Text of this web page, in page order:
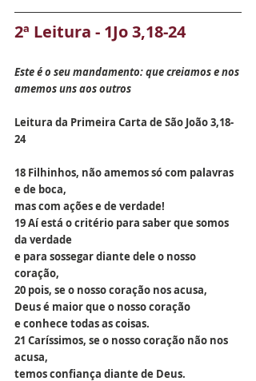
2ª Leitura - 1Jo 3,18-24
Este é o seu mandamento: que creiamos e nos
amemos uns aos outros
Leitura da Primeira Carta de São João 3,18-
24
18 Filhinhos, não amemos só com palavras
e de boca,
mas com ações e de verdade!
19 Aí está o critério para saber que somos
da verdade
e para sossegar diante dele o nosso
coração,
20 pois, se o nosso coração nos acusa,
Deus é maior que o nosso coração
e conhece todas as coisas.
21 Caríssimos, se o nosso coração não nos
acusa,
temos confiança diante de Deus.